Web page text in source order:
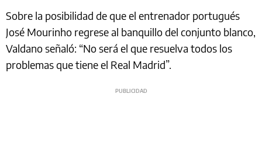
Sobre la posibilidad de que el entrenador portugués
José Mourinho regrese al banquillo del conjunto blanco,
Valdano señaló: “No será el que resuelva todos los
problemas que tiene el Real Madrid”.